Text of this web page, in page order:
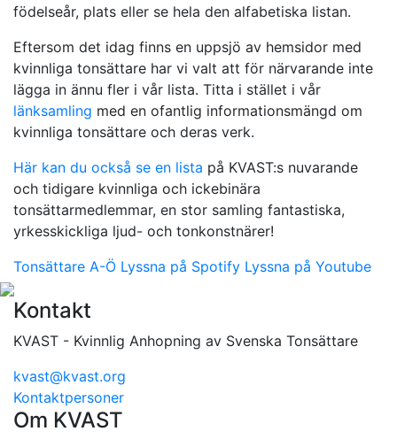
födelseår, plats eller se hela den alfabetiska listan.
Eftersom det idag finns en uppsjö av hemsidor med
kvinnliga tonsättare har vi valt att för närvarande inte
lägga in ännu fler i vår lista. Titta i stället i vår
länksamling med en ofantlig informationsmängd om
kvinnliga tonsättare och deras verk.
Här kan du också se en lista på KVAST:s nuvarande
och tidigare kvinnliga och ickebinära
tonsättarmedlemmar, en stor samling fantastiska,
yrkesskickliga ljud- och tonkonstnärer!
Tonsättare A-Ö Lyssna på Spotify Lyssna på Youtube
Kontakt
KVAST - Kvinnlig Anhopning av Svenska Tonsättare
kvast@kvast.org
Kontaktpersoner
Om KVAST